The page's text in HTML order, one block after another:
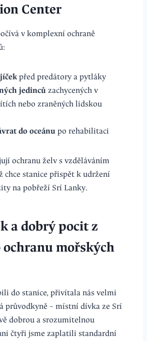
Center
v komplexní ochraně
před predátory a pytláky
jedinců zachycených v
nebo zraněných lidskou
do oceánupo rehabilitaci
ochranu želv s vzděláváním
chce stanice přispět k udržení
na pobřeží Srí Lanky.
a dobrý pocit z
mořských
do stanice, přivítala nás velmi
průvodkyně – místní dívka ze Srí
dobrou a srozumitelnou
čtyři jsme zaplatili standardní